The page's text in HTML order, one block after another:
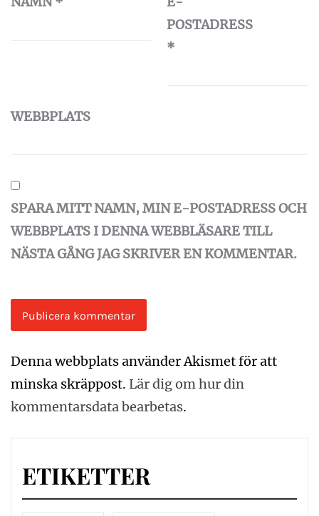
POSTADRESS
*
WEBBPLATS
SPARA MITT NAMN, MIN E-POSTADRESS OCH
WEBBPLATS I DENNA WEBBLÄSARE TILL
NÄSTA GÅNG JAG SKRIVER EN KOMMENTAR.
Denna webbplats använder Akismet för att
minska skräppost. Lär dig om hur din
kommentarsdata bearbetas.
ETIKETTER